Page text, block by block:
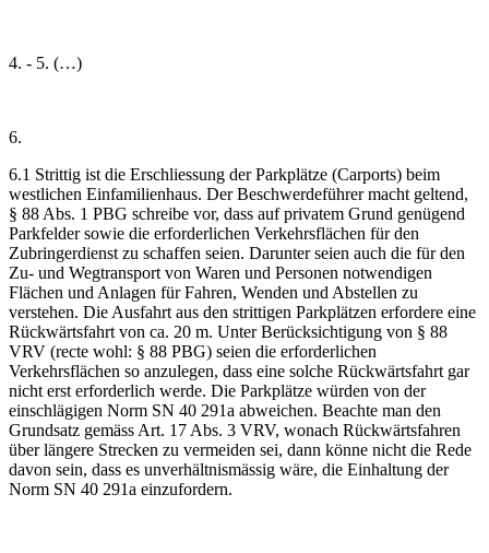
4. - 5. (…)
6.
6.1 Strittig ist die Erschliessung der Parkplätze (Carports) beim
westlichen Einfamilienhaus. Der Beschwerdeführer macht geltend,
§ 88 Abs. 1 PBG schreibe vor, dass auf privatem Grund genügend
Parkfelder sowie die erforderlichen Verkehrsflächen für den
Zubringerdienst zu schaffen seien. Darunter seien auch die für den
Zu- und Wegtransport von Waren und Personen notwendigen
Flächen und Anlagen für Fahren, Wenden und Abstellen zu
verstehen. Die Ausfahrt aus den strittigen Parkplätzen erfordere eine
Rückwärtsfahrt von ca. 20 m. Unter Berücksichtigung von § 88
VRV (recte wohl: § 88 PBG) seien die erforderlichen
Verkehrsflächen so anzulegen, dass eine solche Rückwärtsfahrt gar
nicht erst erforderlich werde. Die Parkplätze würden von der
einschlägigen Norm SN 40 291a abweichen. Beachte man den
Grundsatz gemäss Art. 17 Abs. 3 VRV, wonach Rückwärtsfahren
über längere Strecken zu vermeiden sei, dann könne nicht die Rede
davon sein, dass es unverhältnismässig wäre, die Einhaltung der
Norm SN 40 291a einzufordern.